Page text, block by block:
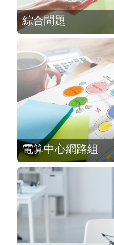
綜合問題
電算中心網路組